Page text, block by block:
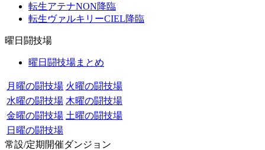
転生アテナNON降臨
転生ヴァルキリーCIEL降臨
曜日闘技場
曜日闘技場まとめ
月曜の闘技場 火曜の闘技場
水曜の闘技場 木曜の闘技場
金曜の闘技場 土曜の闘技場
日曜の闘技場
常設/定期開催ダンジョン